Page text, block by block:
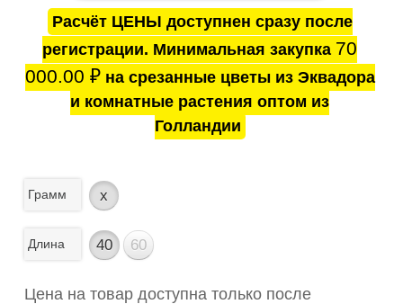
Расчёт ЦЕНЫ доступнен сразу после
регистрации. Минимальная закупка 70
000.00 ₽на срезанные цветы из Эквадора
и комнатные растения оптом из
Голландии
Грамм x
Длина 40 60
Цена на товар доступна только после